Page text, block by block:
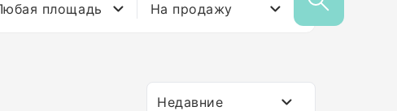
площадь На продажу
Недавние